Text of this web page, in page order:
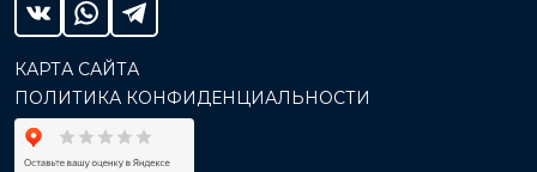
КАРТА САЙТА
ПОЛИТИКА КОНФИДЕНЦИАЛЬНОСТИ